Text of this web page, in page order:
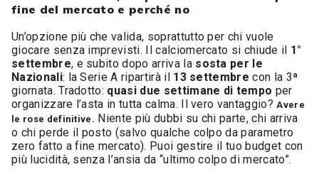
fine del mercato e perché no
Un’opzione più che valida, soprattutto per chi vuole
giocare senza imprevisti. Il calciomercato si chiude il 1°
settembre, e subito dopo arriva la sosta per le
Nazionali: la Serie A ripartirà il 13 settembre con la 3ª
giornata. Tradotto: quasi due settimane di tempo per
organizzare l’asta in tutta calma. Il vero vantaggio?Avere
le rose definitive. Niente più dubbi su chi parte, chi arriva
o chi perde il posto (salvo qualche colpo da parametro
zero fatto a fine mercato). Puoi gestire il tuo budget con
più lucidità, senza l’ansia da “ultimo colpo di mercato”.